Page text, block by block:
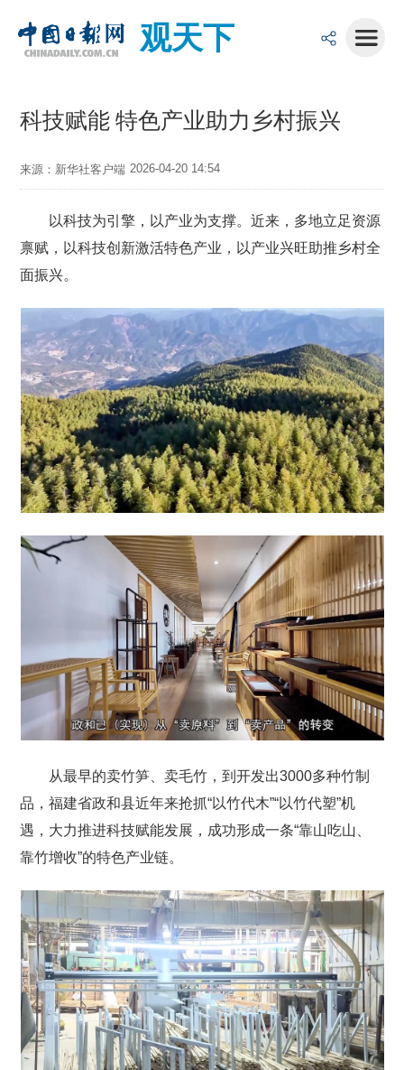
观天下
科技赋能 特色产业助力乡村振兴
来源：新华社客户端 2026-04-20 14:54
以科技为引擎，以产业为支撑。近来，多地立足资源
禀赋，以科技创新激活特色产业，以产业兴旺助推乡村全
面振兴。
从最早的卖竹笋、卖毛竹，到开发出3000多种竹制
品，福建省政和县近年来抢抓“以竹代木”“以竹代塑”机
遇，大力推进科技赋能发展，成功形成一条“靠山吃山、
靠竹增收”的特色产业链。